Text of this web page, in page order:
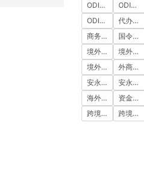
ODI备案中介机构
ODI备案代办中介
ODI登记
代办ODI多少钱
商务部备案
国令第837号
境外投资
境外投资备案
境外直接投资
外商投资
安永国际
安永国际ODI备案
海外公司注册服务
资金出境
跨境合规圈
跨境合规服务